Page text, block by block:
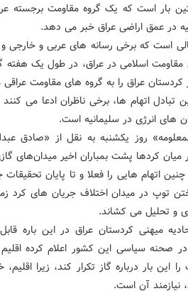
بار است که یک گروه مقاومت برجسته
در عمق اراضی عراق خبر می دهد.
است که برخی رسانه های عربی و خارجی
مقاومت اسلامی در عراق، در طول یک هفته
کردستان عراق را به گروه های مقاومت
تبادل اتهام ها، برخی ناظران ادعا می
های انرژی در سلیمانیه است.
روز یکشنبه به نقل از «صادق
میان کردها پشت بمباران اخیر میدان‌های
اتهام هایی را فعلا و تا پایان تحقیقات
توپ در میدان اختلاف جریان های کرد
و تحلیل می کشاند.
میهنی کردستان عراق در این باره
صحنه سیاسی این کشور اعلام کرده اقلیم
این بار درباره گاز تکرار کند، زیرا
نیازمند آن است.